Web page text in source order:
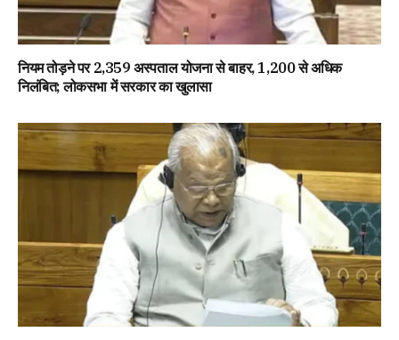
नियम तोड़ने पर 2,359 अस्पताल योजना से बाहर, 1,200 से अधिक
निलंबित; लोकसभा में सरकार का खुलासा